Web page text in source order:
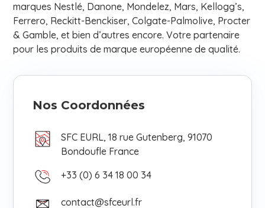
marques Nestlé, Danone, Mondelez, Mars, Kellogg’s,
Ferrero, Reckitt-Benckiser, Colgate-Palmolive, Procter
& Gamble, et bien d’autres encore. Votre partenaire
pour les produits de marque européenne de qualité.
Nos Coordonnées
SFC EURL, 18 rue Gutenberg, 91070
Bondoufle France
+33 (0) 6 34 18 00 34
contact@sfceurl.fr